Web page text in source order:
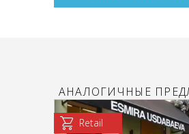
АНАЛОГИЧНЫЕ
Retail